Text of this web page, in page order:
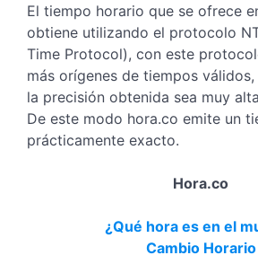
El tiempo horario que se ofrece
obtiene utilizando el protocolo
Time Protocol), con este
más orígenes de tiempos
la precisión obtenida sea muy
De este modo hora.co emite un
prácticamente exacto.
Hora.co
¿Qué hora es en el
Cambio Horario